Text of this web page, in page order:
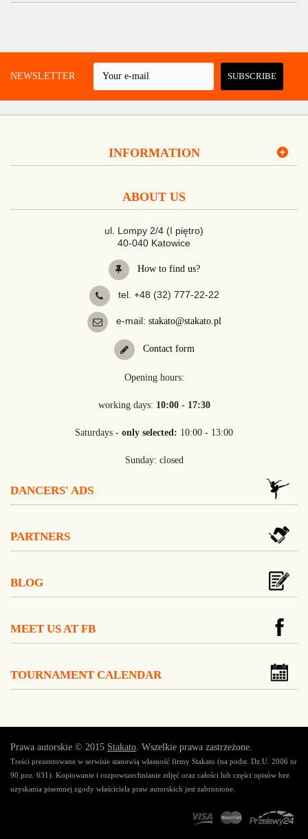
NEWSLETTER SUBSCRIBE
INFORMATION
ABOUT US
ul. Lompy 2/4 (I piętro)
40-040 Katowice
How to find us?
tel. +48 (32) 777-22-22
e-mail: stakato@stakato.pl
Contact form
Opening hours:
working days: 10:00 - 17:30
Saturdays - only selected: 10:00 - 13:00
Sunday: closed
DANCERS' ADS
PARTNERS
BLOG
MEET US AT FB
TOURNAMENT CALENDAR
Prawa autorskie © 2015 Stakato . Wszelkie prawa zastrzeżone.
Treści prezentowane w serwisie stanowią własność firmy Stakato (na podst. Dz.U. 2006 nr
90 poz. 631). Kopiowanie i rozpowszechnianie zdjęć oraz całości lub części opisów bez
uzyskania pisemnej zgody właściciela praw autorskich jest zabronione.